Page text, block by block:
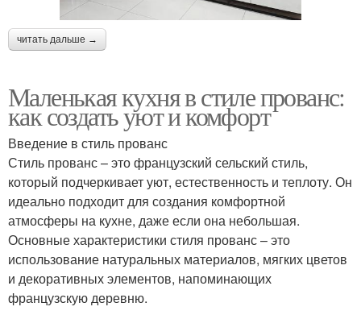
читать дальше →
Маленькая кухня в стиле прованс:
как создать уют и комфорт
Введение в стиль прованс
Стиль прованс – это французский сельский стиль,
который подчеркивает уют, естественность и теплоту. Он
идеально подходит для создания комфортной
атмосферы на кухне, даже если она небольшая.
Основные характеристики стиля прованс – это
использование натуральных материалов, мягких цветов
и декоративных элементов, напоминающих
французскую деревню.